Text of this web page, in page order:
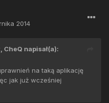
2014
CheQ napisał(a):
na taką aplikację
jak już wcześniej